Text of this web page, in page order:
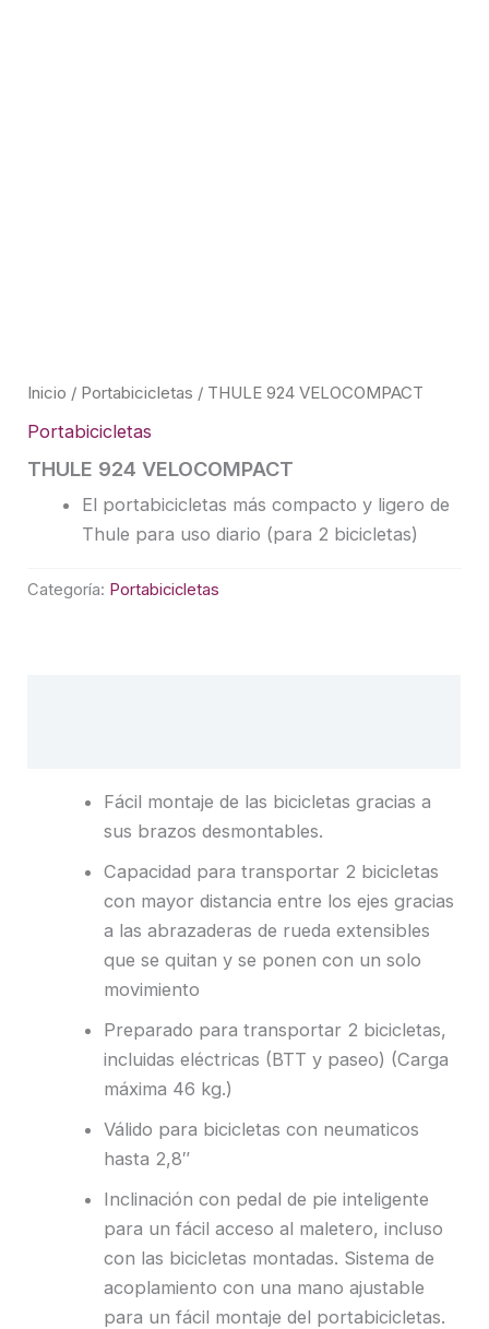
Inicio / Portabicicletas / THULE 924 VELOCOMPACT
Portabicicletas
THULE 924 VELOCOMPACT
El portabicicletas más compacto y ligero de
Thule para uso diario (para 2 bicicletas)
Categoría: Portabicicletas
Fácil montaje de las bicicletas gracias a
sus brazos desmontables.
Capacidad para transportar 2 bicicletas
con mayor distancia entre los ejes gracias
a las abrazaderas de rueda extensibles
que se quitan y se ponen con un solo
movimiento
Preparado para transportar 2 bicicletas,
incluidas eléctricas (BTT y paseo) (Carga
máxima 46 kg.)
Válido para bicicletas con neumaticos
hasta 2,8″
Inclinación con pedal de pie inteligente
para un fácil acceso al maletero, incluso
con las bicicletas montadas. Sistema de
acoplamiento con una mano ajustable
para un fácil montaje del portabicicletas.